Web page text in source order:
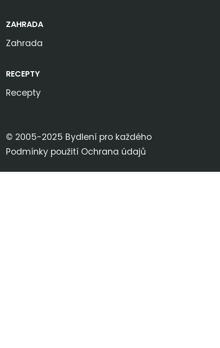
ZAHRADA
Zahrada
RECEPTY
Recepty
© 2005-2025 Bydlení pro každého
Podmínky použití Ochrana údajů